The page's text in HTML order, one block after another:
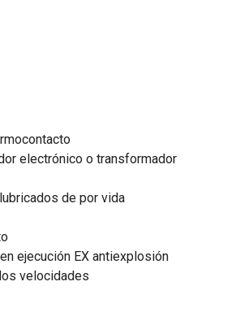
electrónico o transformador
de por vida
ejecución EX antiexplosión
velocidades